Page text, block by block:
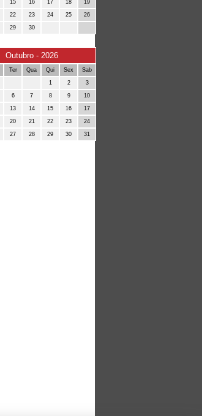
15 16 17 18 19
22 23 24 25 26
29 30
Outubro - 2026
Ter Qua Qui Sex Sab
1 2 3
6 7 8 9 10
13 14 15 16 17
20 21 22 23 24
27 28 29 30 31